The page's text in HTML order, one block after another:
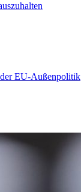
EU-Außenpolitik